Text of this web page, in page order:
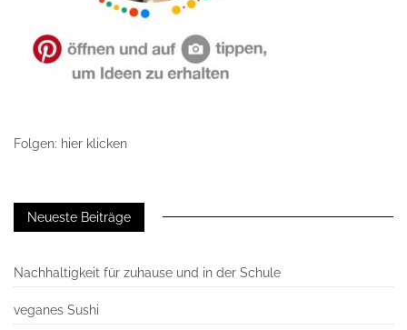
Folgen: hier klicken
Neueste Beiträge
Nachhaltigkeit für zuhause und in der Schule
veganes Sushi